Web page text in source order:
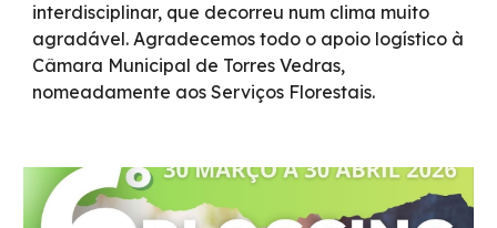
interdisciplinar, que decorreu num clima muito
agradável. Agradecemos todo o apoio logístico à
Câmara Municipal de Torres Vedras,
nomeadamente aos Serviços Florestais.